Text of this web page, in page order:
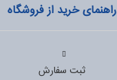
راهنمای خرید از فروشگاه
ثبت سفارش